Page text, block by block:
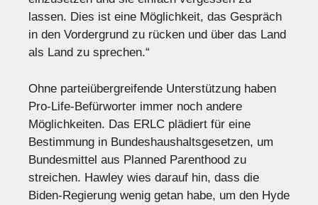
lassen. Dies ist eine Möglichkeit, das Gespräch
in den Vordergrund zu rücken und über das Land
als Land zu sprechen.“
Ohne parteiübergreifende Unterstützung haben
Pro-Life-Befürworter immer noch andere
Möglichkeiten. Das ERLC plädiert für eine
Bestimmung in Bundeshaushaltsgesetzen, um
Bundesmittel aus Planned Parenthood zu
streichen. Hawley wies darauf hin, dass die
Biden-Regierung wenig getan habe, um den Hyde